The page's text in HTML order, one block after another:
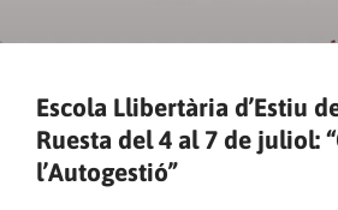
Escola Llibertària d’Estiu
Ruesta del 4 al 7 de juliol:
l’Autogestió”